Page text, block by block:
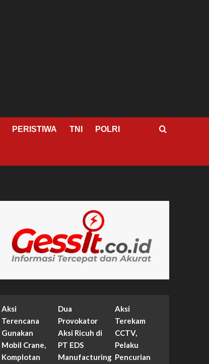
PERISTIWA TNI POLRI
Aksi
Terencana
Gunakan
Mobil Crane,
Komplotan
Dua
Provokator
Aksi Ricuh di
PT EDS
Manufacturing
Aksi
Terekam
CCTV,
Pelaku
Pencurian